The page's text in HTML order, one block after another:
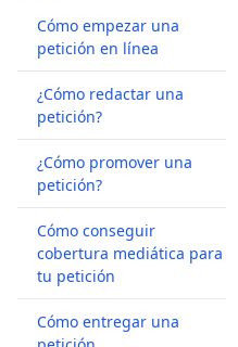
Cómo empezar una
petición en línea
¿Cómo redactar una
petición?
¿Cómo promover una
petición?
Cómo conseguir
cobertura mediática para
tu petición
Cómo entregar una